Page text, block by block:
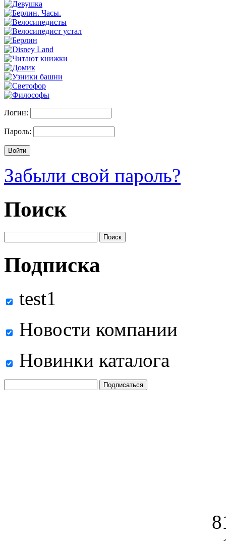
Логин:
Пароль:
Забыли свой пароль?
Поиск
Подписка
test1
Новости компании
Новинки каталога